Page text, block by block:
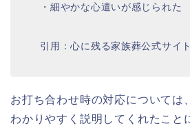
・細やかな心遣いが感じられた
引用：心に残る家族葬公式サイト
お打ち合わせ時の対応については
わかりやすく説明してくれたこと